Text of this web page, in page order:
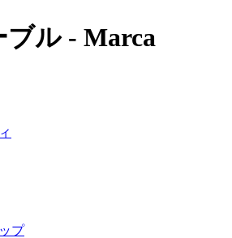
ル - Marca
プ